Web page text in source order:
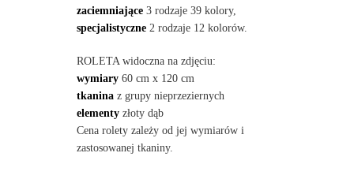
zaciemniające3 rodzaje 39 kolory,
specjalistyczne2 rodzaje 12 kolorów.
ROLETA widoczna na zdjęciu:
wymiary60 cm x 120 cm
tkaninaz grupy nieprzeziernych
elementyzłoty dąb
Cena rolety zależy od jej wymiarów i
zastosowanej tkaniny.